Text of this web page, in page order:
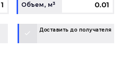
Объем, м³
Доставить до получателя